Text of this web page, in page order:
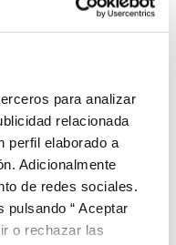
para analizar
relacionada
perfil elaborado a
Adicionalmente
de redes sociales.
pulsando “ Aceptar
o rechazar las
en prestar
del agua